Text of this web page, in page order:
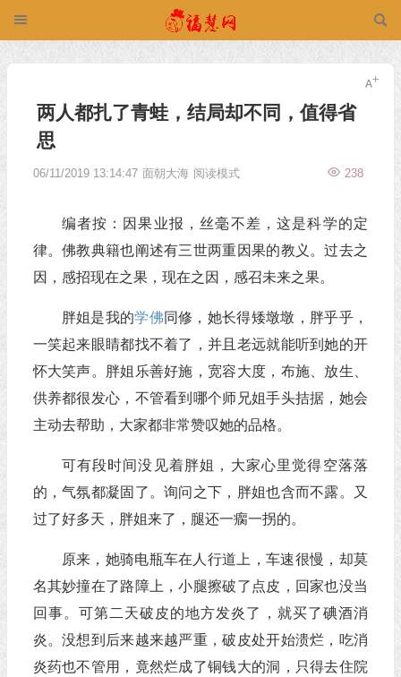
两人都扎了青蛙，结局却不同，值得省
思
06/11/2019 13:14:47 面朝大海 238
阅读模式
编者按：因果业报，丝毫不差，这是科学的定
律。佛教典籍也阐述有三世两重因果的教义。过去之
因，感招现在之果，现在之因，感召未来之果。
胖姐是我的学佛同修，她长得矮墩墩，胖乎乎，
一笑起来眼睛都找不着了，并且老远就能听到她的开
怀大笑声。胖姐乐善好施，宽容大度，布施、放生、
供养都很发心，不管看到哪个师兄姐手头拮据，她会
主动去帮助，大家都非常赞叹她的品格。
可有段时间没见着胖姐，大家心里觉得空落落
的，气氛都凝固了。询问之下，胖姐也含而不露。又
过了好多天，胖姐来了，腿还一瘸一拐的。
原来，她骑电瓶车在人行道上，车速很慢，却莫
名其妙撞在了路障上，小腿擦破了点皮，回家也没当
回事。可第二天破皮的地方发炎了，就买了碘酒消
炎。没想到后来越来越严重，破皮处开始溃烂，吃消
炎药也不管用，竟然烂成了铜钱大的洞，只得去住院